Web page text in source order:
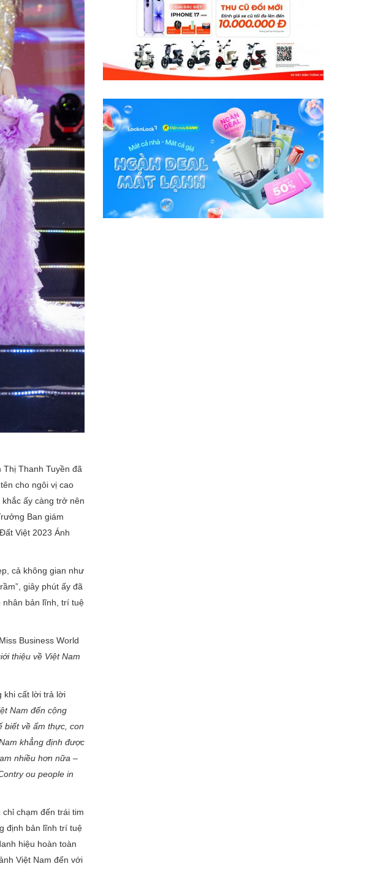
Thị Thanh Tuyền đã
cho ngôi vị cao
ấy càng trở nên
Ban giám
Việt 2023 Ánh
cả không gian như
giây phút ấy đã
bản lĩnh, trí tuệ
Business World
thiệu về Việt Nam
khi cất lời trả lời
Nam đến cộng
biết về ẩm thực, con
khẳng định được
nhiều hơn nữa –
ou people in
chạm đến trái tim
định bản lĩnh trí tuệ
hiệu hoàn toàn
Việt Nam đến với